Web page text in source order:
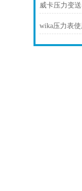
wika压力表